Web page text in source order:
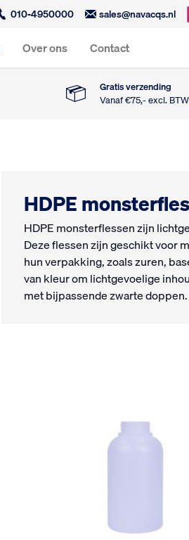
010-4950000 sales@navacqs.nl
Over ons Contact
Gratis verzending
Vanaf €75,- excl. BTW
HDPE
HDPE monsterflessen zijn
Deze flessen zijn geschikt voor
hun verpakking, zoals zuren,
van kleur om lichtgevoelige
met bijpassende zwarte doppen.